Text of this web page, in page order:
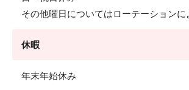
その他曜日についてはローテーションに
休暇
年末年始休み